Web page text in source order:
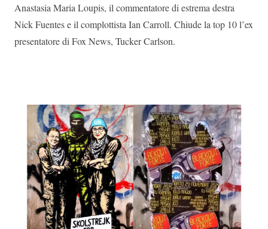
Anastasia Maria Loupis, il commentatore di estrema destra
Nick Fuentes e il complottista Ian Carroll. Chiude la top 10 l’ex
presentatore di Fox News, Tucker Carlson.